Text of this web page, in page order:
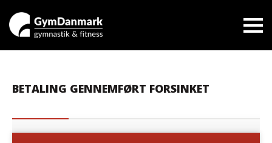
BETALING GENNEMFØRT FORSINKET